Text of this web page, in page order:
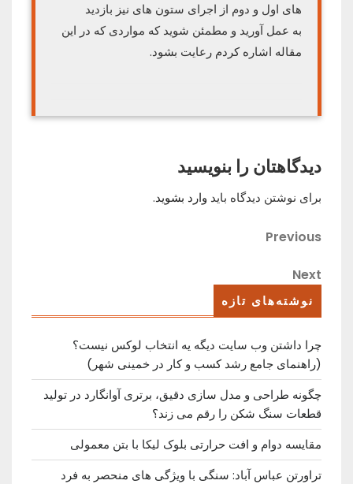
های اول و دوم از اجرای ستون های نیز بازدید
به عمل آورید و مطمئن شوید که مواردی که در این
مقاله اشاره کردم رعایت بشود.
دیدگاهتان را بنویسید
برای نوشتن دیدگاه باید وارد بشوید.
راهبری
نوشته
Previous
Previous
Next
Next
نوشته‌های تازه
چرا داشتن وب سایت دیگه یه انتخاب لوکس نیست؟
(راهنمای جامع رشد کسب ‌و کار در خمینی ‌شهر)
چگونه طراحی و مدل سازی دقیق، برتری آوانگارد در تولید
قطعات سنگ شکن را رقم می زند؟
مقایسه دوام و افت حرارتی بلوک لیکا با بتن معمولی
تراورتن عباس آباد: سنگی با ویژگی های منحصر به فرد